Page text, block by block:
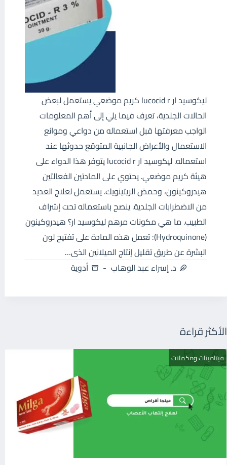
ليكوسيد ار lucocid r كريم موضعي يستعمل لبعض
الحالات الجلدية، تعرف فيما يلي إلى أهم المعلومات
الواجب معرفتها قبل استعماله من دواعي وموانع
الاستعمال والأعراض الجانبية المتوقع حدوثها عند
استعماله. ليكوسيد ار lucocid r يتوفر هذا الدواء على
هيئة كريم موضعي. يحتوي على المادتين الفعالتين
هيدروكينون، وحمض الريتينويك. يستعمل لعلاج العديد
من الاضطرابات الجلدية. ينصح باستعماله تحت إشراف
الطبيب. ما هي مكونات مرهم ليكوسيد ار؟ هيدروكينون
(Hydroquinone): تعمل هذه المادة على تفتيح لون
البشرة عن طريق تقليل إنتاج الميلانين الذى…
د. إسراء عبد الوهاب
أدوية
الأكثر قراءة
فيتامينات ومكملات